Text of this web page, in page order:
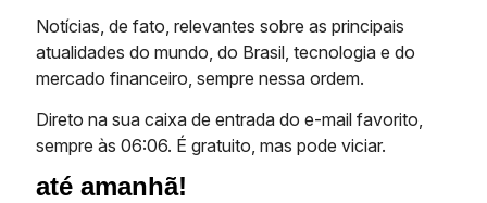
Notícias, de fato, relevantes sobre as principais
atualidades do mundo, do Brasil, tecnologia e do
mercado financeiro, sempre nessa ordem.
Direto na sua caixa de entrada do e-mail favorito,
sempre às 06:06. É gratuito, mas pode viciar.
até amanhã!